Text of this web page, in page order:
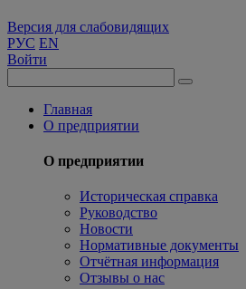
Версия для слабовидящих
РУС EN
Войти
Главная
О предприятии
О предприятии
Историческая справка
Руководство
Новости
Нормативные документы
Отчётная информация
Отзывы о нас